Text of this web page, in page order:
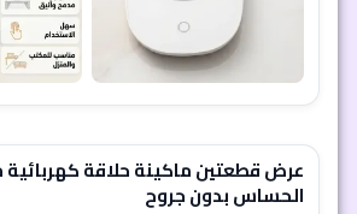
عرض قطعتين ماكينة حلاقة
الحساس بدون جروح